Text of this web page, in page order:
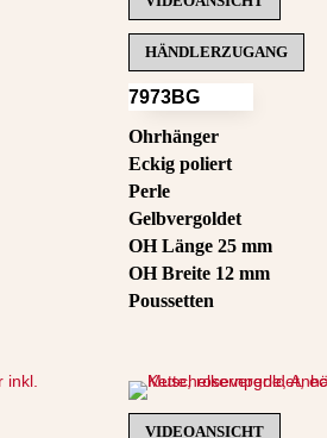
HÄNDLERZUGANG
7973BG
Ohrhänger
Eckig poliert
Perle
Gelbvergoldet
OH Länge 25 mm
OH Breite 12 mm
Poussetten
VIDEOANSICHT